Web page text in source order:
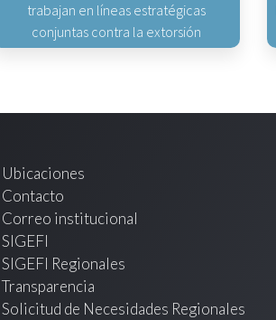
trabajan en líneas estratégicas
conjuntas contra la extorsión
Ubicaciones
Contacto
Correo institucional
SIGEFI
SIGEFI Regionales
Transparencia
Solicitud de Necesidades Regionales